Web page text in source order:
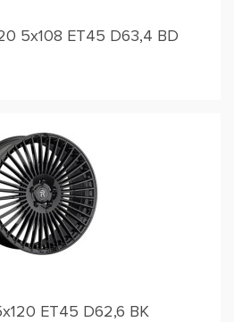
5x108 ET45 D63,4 BD
ET45 D62,6 BK